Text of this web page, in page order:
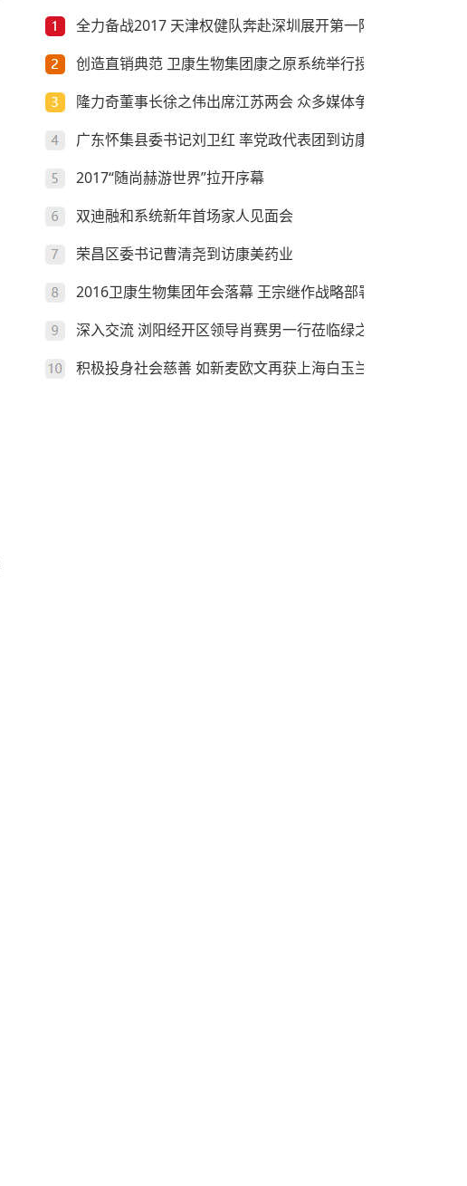
全力备战2017 天津权健队奔赴深圳展开第一阶段冬训
创造直销典范 卫康生物集团康之原系统举行授旗仪式
隆力奇董事长徐之伟出席江苏两会 众多媒体争相采访
广东怀集县委书记刘卫红 率党政代表团到访康美药业
2017“随尚赫游世界”拉开序幕
双迪融和系统新年首场家人见面会
荣昌区委书记曹清尧到访康美药业
2016卫康生物集团年会落幕 王宗继作战略部署
深入交流 浏阳经开区领导肖赛男一行莅临绿之韵考察
积极投身社会慈善 如新麦欧文再获上海白玉兰纪念奖